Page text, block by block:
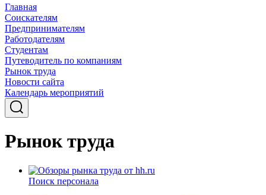
Главная
Соискателям
Предпринимателям
Работодателям
Студентам
Путеводитель по компаниям
Рынок труда
Новости сайта
Календарь мероприятий
Рынок труда
Поиск персонала